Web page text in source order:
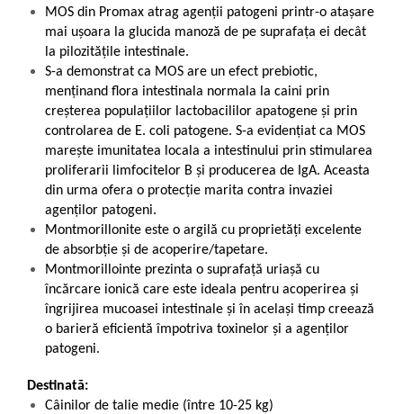
MOS din Promax atrag agenții patogeni printr-o atașare
mai ușoara la glucida manoză de pe suprafața ei decât
la pilozitățile intestinale.
S-a demonstrat ca MOS are un efect prebiotic,
menținand flora intestinala normala la caini prin
creșterea populațiilor lactobacililor apatogene și prin
controlarea de E. coli patogene. S-a evidențiat ca MOS
marește imunitatea locala a intestinului prin stimularea
proliferarii limfocitelor B și producerea de IgA. Aceasta
din urma ofera o protecție marita contra invaziei
agenților patogeni.
Montmorillonite este o argilă cu proprietăți excelente
de absorbție și de acoperire/tapetare.
Montmorillointe prezinta o suprafață uriașă cu
încărcare ionică care este ideala pentru acoperirea și
îngrijirea mucoasei intestinale și în același timp creează
o barieră eficientă împotriva toxinelor și a agenților
patogeni.
Destinată:
Câinilor de talie medie (între 10-25 kg)